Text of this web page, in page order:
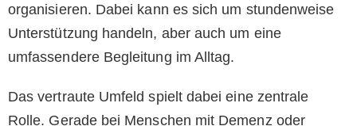
organisieren. Dabei kann es sich um stundenweise
Unterstützung handeln, aber auch um eine
umfassendere Begleitung im Alltag.
Das vertraute Umfeld spielt dabei eine zentrale
Rolle. Gerade bei Menschen mit Demenz oder